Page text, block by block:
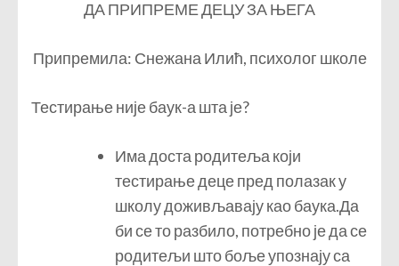
ДА ПРИПРЕМЕ ДЕЦУ ЗА ЊЕГА
Припремила: Снежана Илић, психолог школе
Тестирање није баук-а шта је?
Има доста родитеља који
тестирање деце пред полазак у
школу доживљавају као баука.Да
би се то разбило, потребно је да се
родитељи што боље упознају са